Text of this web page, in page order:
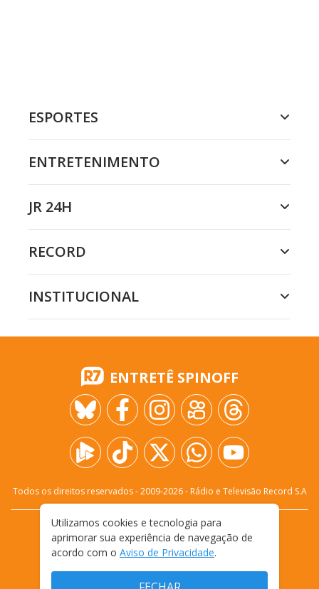
ESPORTES
ENTRETENIMENTO
JR 24H
RECORD
INSTITUCIONAL
ENTRETÊ SPINOFF
Todos os direitos reservados - 2009-2026- Rádio e Televisão Record S.A
FALE CONOSCO
PRIVACIDADE
TERMOS E CONDIÇÕES DE USO
Utilizamos cookies e tecnologia para
aprimorar sua experiência de navegação de
acordo com o Aviso de Privacidade.